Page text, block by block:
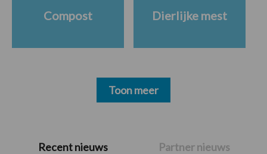
PrimaireRecent nieuws Partner nieuws
Compost Dierlijke mest
Toon meer